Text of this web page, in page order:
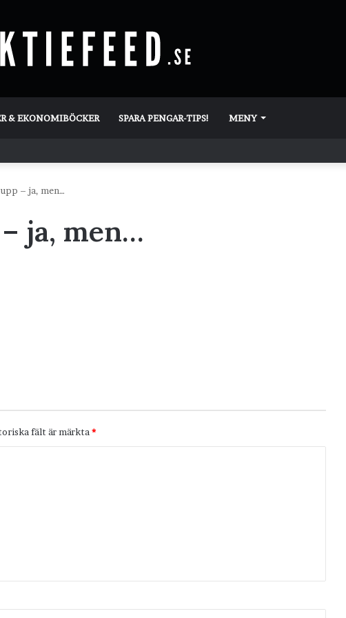
& EKONOMIBÖCKER SPARA PENGAR-TIPS! MENY
– ja, men…
ja, men…
fält är märkta *